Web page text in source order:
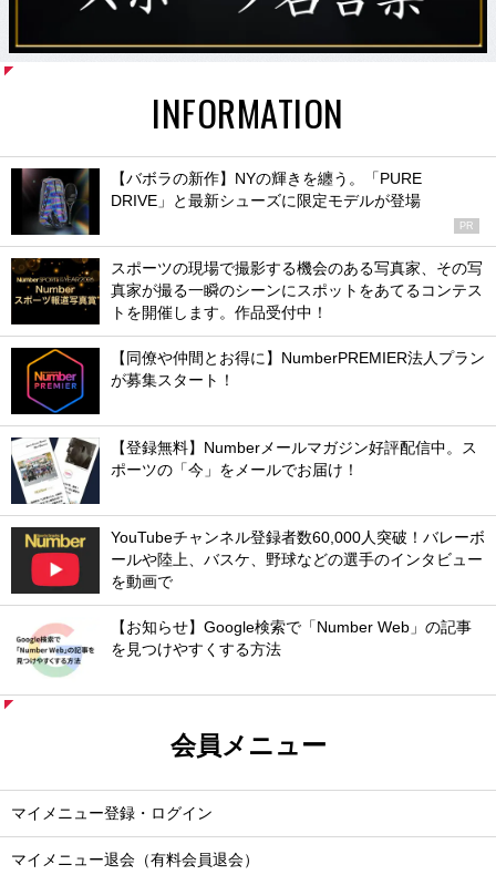
INFORMATION
【バボラの新作】NYの輝きを纏う。「PURE
DRIVE」と最新シューズに限定モデルが登場
PR
スポーツの現場で撮影する機会のある写真家、その写
真家が撮る一瞬のシーンにスポットをあてるコンテス
トを開催します。作品受付中！
【同僚や仲間とお得に】NumberPREMIER法人プラン
が募集スタート！
【登録無料】Numberメールマガジン好評配信中。ス
ポーツの「今」をメールでお届け！
YouTubeチャンネル登録者数60,000人突破！バレーボ
ールや陸上、バスケ、野球などの選手のインタビュー
を動画で
【お知らせ】Google検索で「Number Web」の記事
を見つけやすくする方法
会員メニュー
マイメニュー登録・ログイン
マイメニュー退会（有料会員退会）